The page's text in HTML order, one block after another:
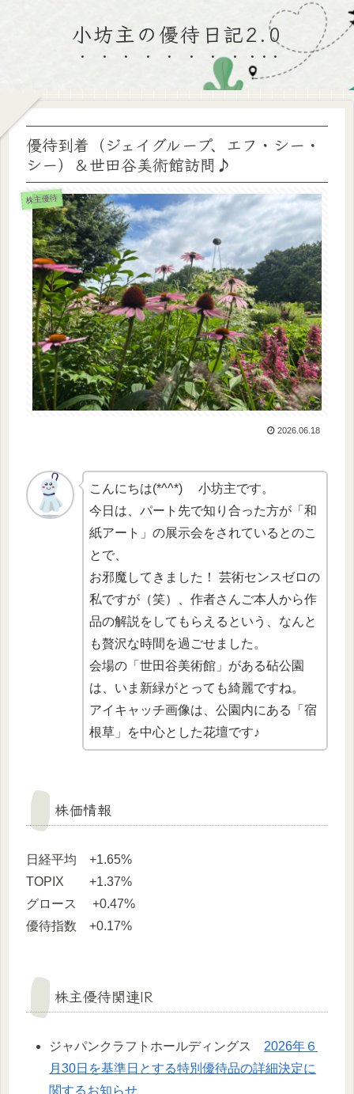
小坊主の優待日記2.0
優待到着（ジェイグループ、エフ・シー・
シー）＆世田谷美術館訪問♪
株主優待
2026.06.18
こんにちは(*^^*) 小坊主です。
今日は、パート先で知り合った方が「和
紙アート」の展示会をされているとのこ
とで、
お邪魔してきました！ 芸術センスゼロの
私ですが（笑）、作者さんご本人から作
品の解説をしてもらえるという、なんと
も贅沢な時間を過ごせました。
会場の「世田谷美術館」がある砧公園
は、いま新緑がとっても綺麗ですね。
アイキャッチ画像は、公園内にある「宿
根草」を中心とした花壇です♪
株価情報
日経平均 +1.65%
TOPIX +1.37%
グロース +0.47%
優待指数 +0.17%
株主優待関連IR
ジャパンクラフトホールディングス 2026年６
月30日を基準日とする特別優待品の詳細決定に
関するお知らせ